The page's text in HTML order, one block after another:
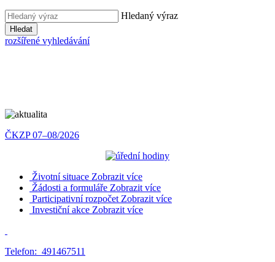
Hledaný výraz
Hledat
rozšířené vyhledávání
ČKZP 07–08/2026
Životní situace Zobrazit více
Žádosti a formuláře Zobrazit více
Participativní rozpočet Zobrazit více
Investiční akce Zobrazit více
Telefon: 491467511